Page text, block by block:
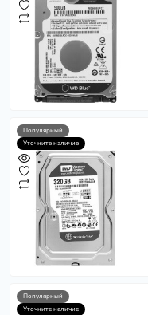
Популярный
Уточните наличие
Популярный
Уточните наличие